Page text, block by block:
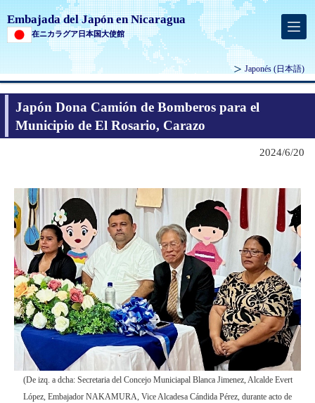
Embajada del Japón en Nicaragua
在ニカラグア日本国大使館
Japonés (日本語)
Japón Dona Camión de Bomberos para el
Municipio de El Rosario, Carazo
2024/6/20
(De izq. a dcha: Secretaria del Concejo Municiapal Blanca Jimenez, Alcalde Evert
López, Embajador NAKAMURA, Vice Alcadesa Cándida Pérez, durante acto de